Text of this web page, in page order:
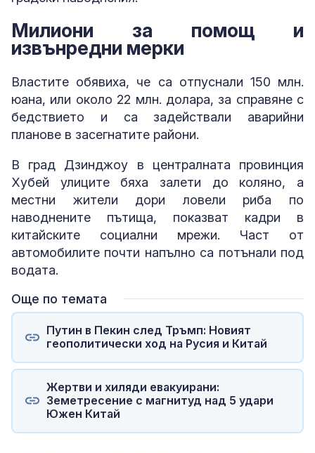
Милиони за помощ и
извънредни мерки
Властите обявиха, че са отпуснали 150 млн.
юана, или около 22 млн. долара, за справяне с
бедствието и са задействали аварийни
планове в засегнатите райони.
В град Дзинджоу в централната провинция
Хубей улиците бяха залети до коляно, а
местни жители дори ловели риба по
наводнените пътища, показват кадри в
китайските социални мрежи. Част от
автомобилите почти напълно са потънали под
водата.
Още по темата
Путин в Пекин след Тръмп: Новият
геополитически ход на Русия и Китай
Жертви и хиляди евакуирани:
Земетресение с магнитуд над 5 удари
Южен Китай